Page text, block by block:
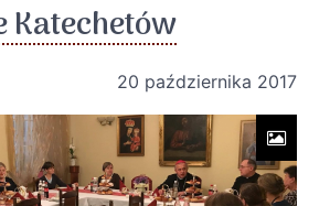
Katechetów
20 października 2017